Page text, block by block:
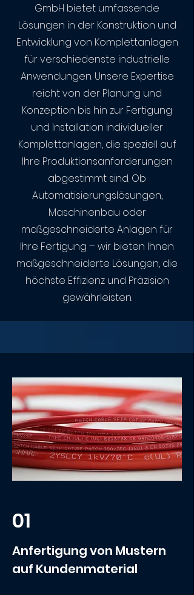
GmbH bietet umfassende
Lösungen in der Konstruktion und
Entwicklung von Komplettanlagen
für verschiedenste industrielle
Anwendungen. Unsere Expertise
reicht von der Planung und
Konzeption bis hin zur Fertigung
und Installation individueller
Komplettanlagen, die speziell auf
Ihre Produktionsanforderungen
abgestimmt sind. Ob
Automatisierungslösungen,
Maschinenbau oder
maßgeschneiderte Anlagen für
Ihre Fertigung – wir bieten Ihnen
maßgeschneiderte Lösungen, die
höchste Effizienz und Präzision
gewährleisten.
01
Anfertigung von Mustern
auf Kundenmaterial